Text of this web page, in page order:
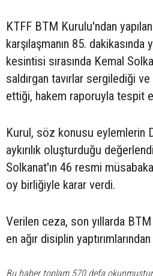
KTFF BTM Kurulu'ndan
karşılaşmanın 85. dakikasında
kesintisi sırasında Kemal
saldırgan tavırlar sergilediği
ettiği, hakem raporuyla tespit
Kurul, söz konusu eylemlerin
aykırılık oluşturduğu
Solkanat'ın 46 resmi
oy birliğiyle karar verdi.
Verilen ceza, son yıllarda
en ağır disiplin
Bu haber toplam 570 defa okunmuştur